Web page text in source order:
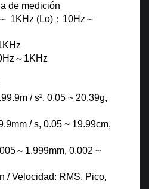
de medición
～ 1KHz (Lo) ； 10Hz ～
～ 1KHz
/ s², 0.05 ~ 20.39g,
/ s, 0.05 ~ 19.99cm,
～ 1.999mm, 0.002 ~
/ Velocidad: RMS, Pico,